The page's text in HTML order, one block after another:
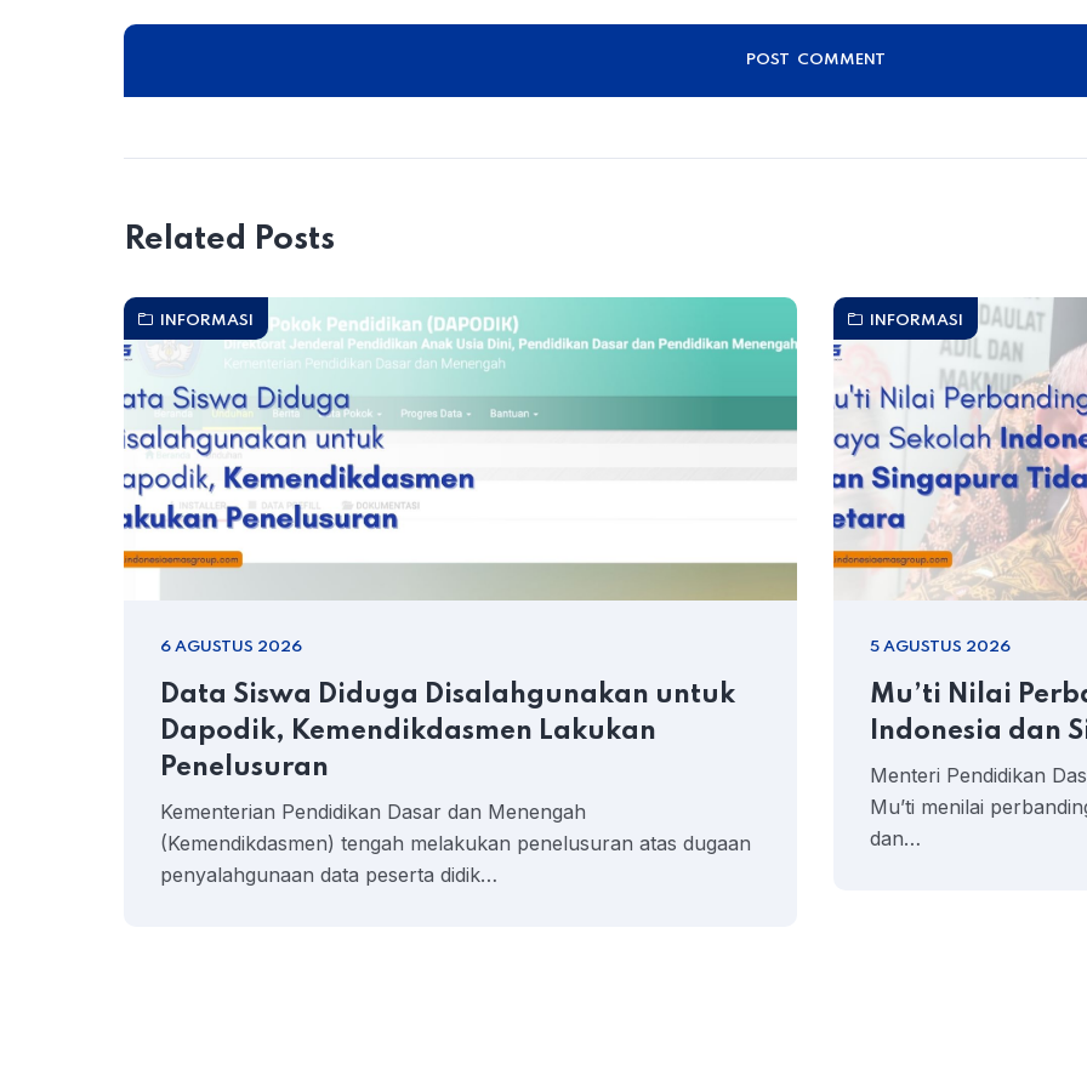
Related Posts
INFORMASI
6 AGUSTUS 2026
Data Siswa Diduga Disalahgunakan untuk
Dapodik, Kemendikdasmen Lakukan
Penelusuran
Kementerian Pendidikan Dasar dan Menengah
(Kemendikdasmen) tengah melakukan penelusuran atas dugaan
penyalahgunaan data peserta didik…
INFORMASI
5 AGUSTUS 2026
Mu’ti Nilai
Indonesia dan
Menteri Pendidikan
Mu’ti menilai
dan…